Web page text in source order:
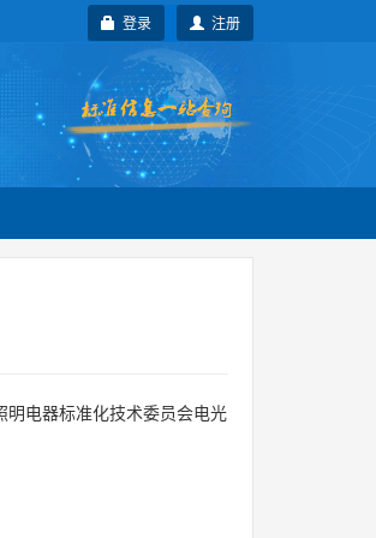
注册
登录
明电器标准化技术委员会电光